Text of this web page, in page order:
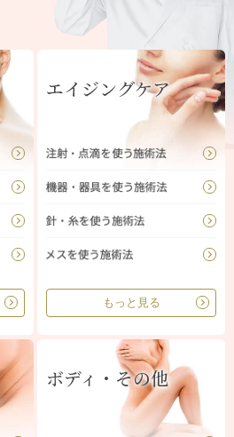
エイジングケア
もっと見る
ボディ・その他